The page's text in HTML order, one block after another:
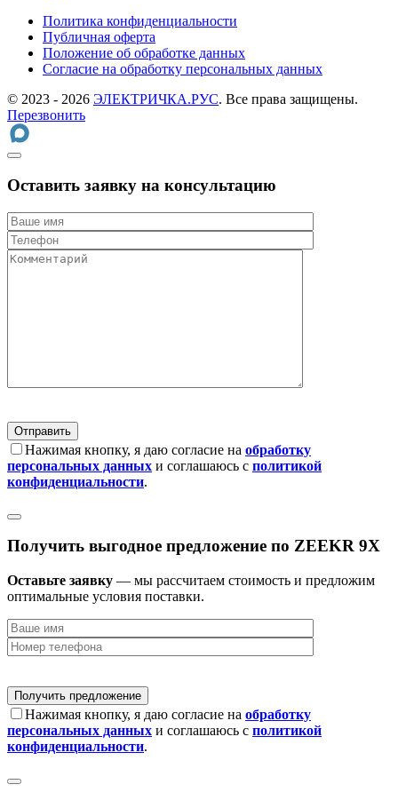
Политика конфиденциальности
Публичная оферта
Положение об обработке данных
Cогласие на обработку персональных данных
© 2023 - 2026 ЭЛЕКТРИЧКА.РУС. Все права защищены.
Перезвонить
Оставить заявку на консультацию
Нажимая кнопку, я даю согласие на обработку
персональных данных и соглашаюсь с политикой
конфиденциальности.
Получить выгодное предложение по ZEEKR 9X
Оставьте заявку — мы рассчитаем стоимость и предложим
оптимальные условия поставки.
Нажимая кнопку, я даю согласие на обработку
персональных данных и соглашаюсь с политикой
конфиденциальности.